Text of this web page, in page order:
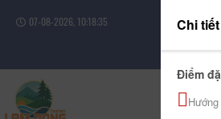
07-08-2026, 10:18:35 Chi
Điểm